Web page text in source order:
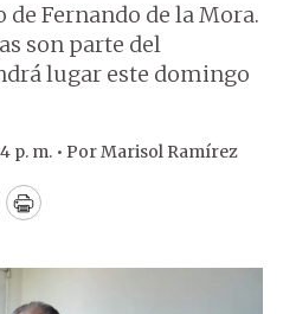
de Fernando de la Mora.
son parte del
lugar este domingo
p. m. • PorMarisol Ramírez
Print